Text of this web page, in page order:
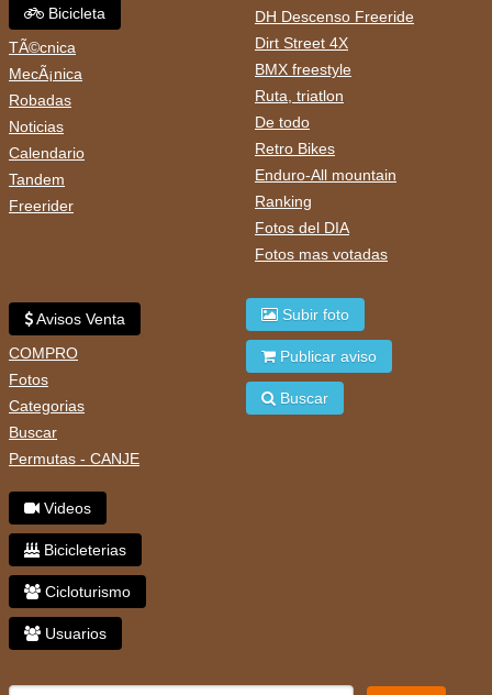
Bicicleta
TÃ©cnica
MecÃ¡nica
Robadas
Noticias
Calendario
Tandem
Freerider
DH Descenso Freeride
Dirt Street 4X
BMX freestyle
Ruta, triatlon
De todo
Retro Bikes
Enduro-All mountain
Ranking
Fotos del DIA
Fotos mas votadas
Avisos Venta
COMPRO
Fotos
Categorias
Buscar
Permutas - CANJE
Videos
Bicicleterias
Cicloturismo
Usuarios
Subir foto
Publicar aviso
Buscar